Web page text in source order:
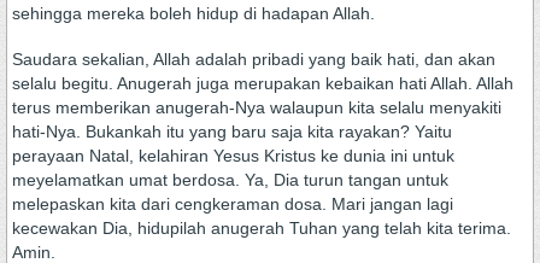
sehingga mereka boleh hidup di hadapan Allah.
Saudara sekalian, Allah adalah pribadi yang baik hati, dan akan
selalu begitu. Anugerah juga merupakan kebaikan hati Allah. Allah
terus memberikan anugerah-Nya walaupun kita selalu menyakiti
hati-Nya. Bukankah itu yang baru saja kita rayakan? Yaitu
perayaan Natal, kelahiran Yesus Kristus ke dunia ini untuk
meyelamatkan umat berdosa. Ya, Dia turun tangan untuk
melepaskan kita dari cengkeraman dosa. Mari jangan lagi
kecewakan Dia, hidupilah anugerah Tuhan yang telah kita terima.
Amin.